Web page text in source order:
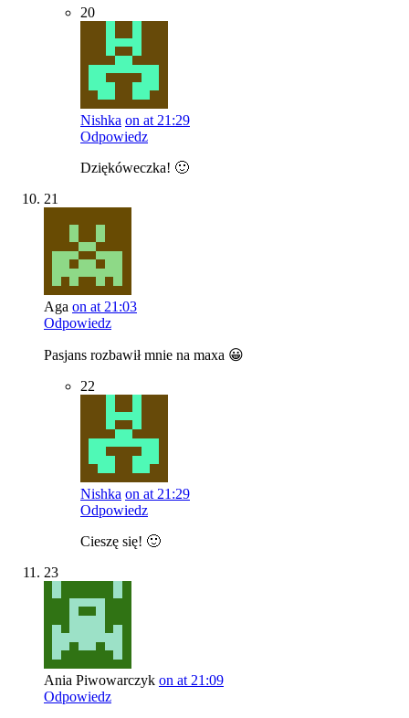
20
Nishka on at 21:29
Odpowiedz
Dziękóweczka! 🙂
21
Aga on at 21:03
Odpowiedz
Pasjans rozbawił mnie na maxa 😀
22
Nishka on at 21:29
Odpowiedz
Cieszę się! 🙂
23
Ania Piwowarczyk on at 21:09
Odpowiedz